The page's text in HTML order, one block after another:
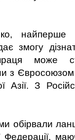
найперше
змогу
може
з
Азії. З
обірвали
Федерації,